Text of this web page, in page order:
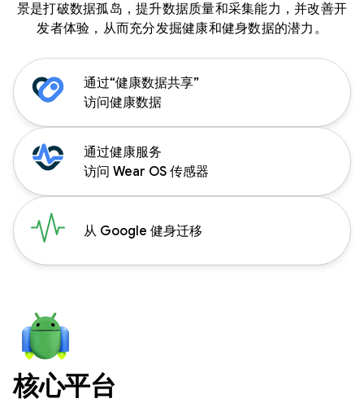
景是打破数据孤岛，提升数据质量和采集能力，并改善开
发者体验，从而充分发掘健康和健身数据的潜力。
通过“健康数据共享”
访问健康数据
通过健康服务
访问 Wear OS 传感器
从 Google 健身迁移
核心平台